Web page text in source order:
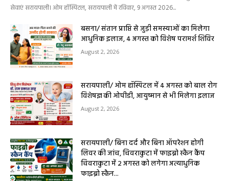
सेवाएं सरायपाली। ओम हॉस्पिटल, सरायपाली में रविवार, 9 अगस्त 2026...
बसना/ संतान प्राप्ति से जुड़ी समस्याओं का मिलेगा
आधुनिक इलाज, 4 अगस्त को विशेष परामर्श शिविर
August 2, 2026
सरायपाली/ ओम हॉस्पिटल में 4 अगस्त को बाल रोग
विशेषज्ञ की ओपीडी, आयुष्मान से भी मिलेगा इलाज
August 2, 2026
सरायपाली/ बिना दर्द और बिना ऑपरेशन होगी
लिवर की जांच, चिवराकुटा में फाइब्रो स्कैन कैंप
चिवराकुटा में 2 अगस्त को लगेगा अत्याधुनिक
फाइब्रो स्कैन...